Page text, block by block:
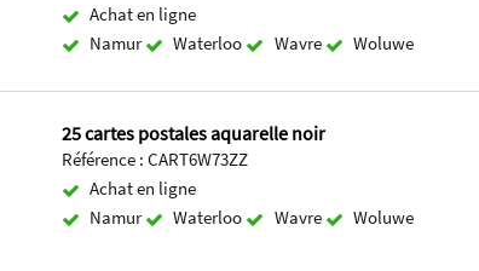
Achat en ligne
Namur
Waterloo Wavre Woluwe
25 cartes postales aquarelle noir
Référence : CART6W73ZZ
Achat en ligne
Namur
Waterloo Wavre Woluwe